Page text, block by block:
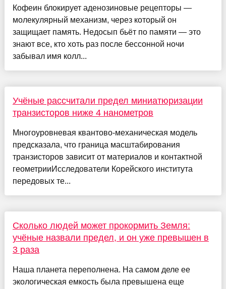
Кофеин блокирует аденозиновые рецепторы —
молекулярный механизм, через который он
защищает память. Недосып бьёт по памяти — это
знают все, кто хоть раз после бессонной ночи
забывал имя колл...
Учёные рассчитали предел миниатюризации
транзисторов ниже 4 нанометров
Многоуровневая квантово-механическая модель
предсказала, что граница масштабирования
транзисторов зависит от материалов и контактной
геометрииИсследователи Корейского института
передовых те...
Сколько людей может прокормить Земля:
учёные назвали предел, и он уже превышен в
3 раза
Наша планета переполнена. На самом деле ее
экологическая емкость была превышена еще